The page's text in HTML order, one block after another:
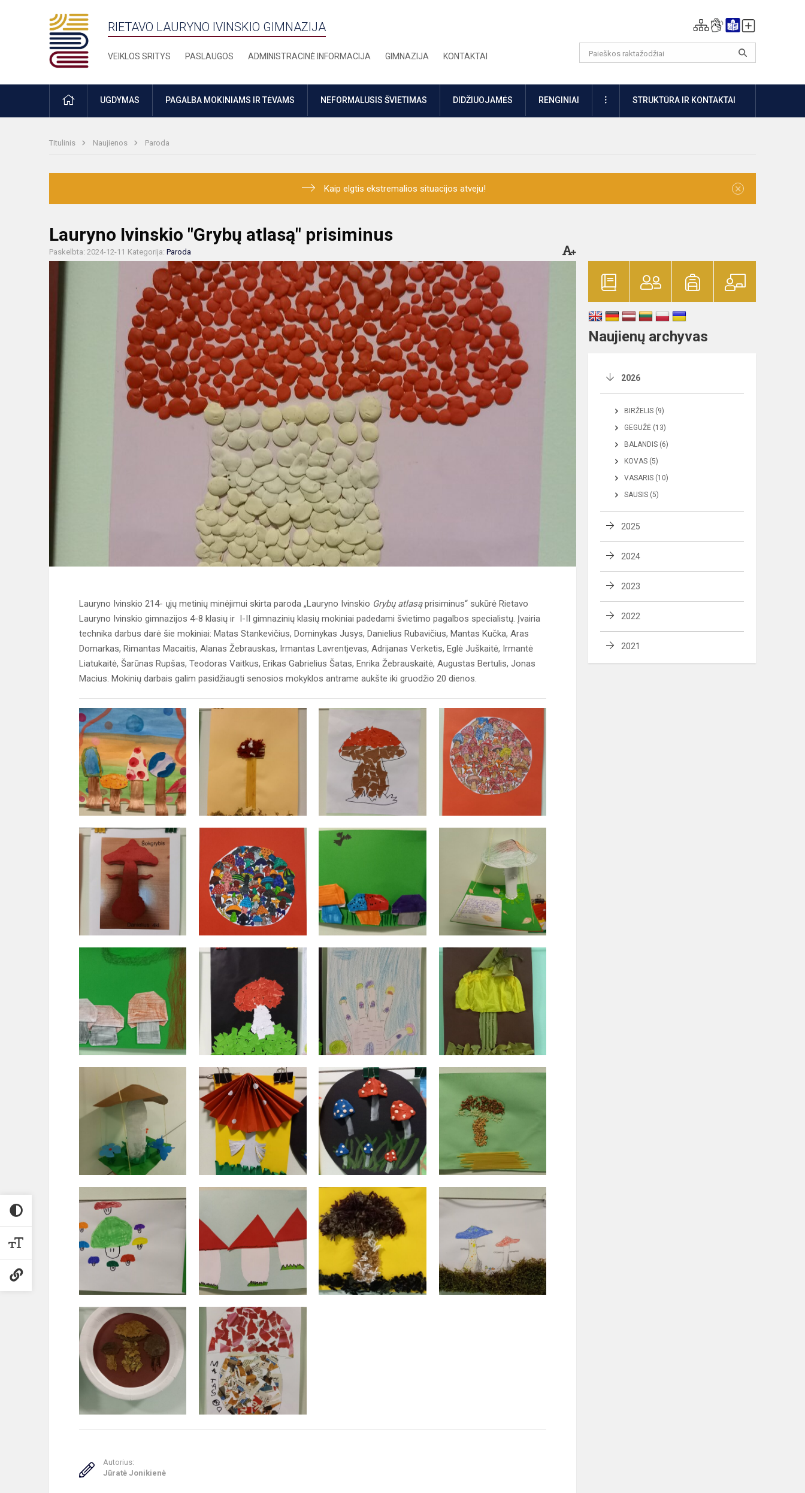
RIETAVO LAURYNO IVINSKIO GIMNAZIJA
VEIKLOS SRITYS PASLAUGOS ADMINISTRACINĖ INFORMACIJA GIMNAZIJA KONTAKTAI
PRADŽIAUGDYMAS PAGALBA MOKINIAMS IR TĖVAMS NEFORMALUSIS ŠVIETIMAS DIDŽIUOJAMĖS RENGINIAI DAUGIAUSTRUKTŪRA IR KONTAKTAI
Titulinis Naujienos Paroda
Kaip elgtis ekstremalios situacijos atveju! ×
Lauryno Ivinskio "Grybų atlasą" prisiminus
Paskelbta: 2024-12-11 Kategorija: Paroda
Lauryno Ivinskio 214- ųjų metinių minėjimui skirta paroda „Lauryno Ivinskio Grybų atlasąprisiminus“ sukūrė Rietavo
Lauryno Ivinskio gimnazijos 4-8 klasių ir I-II gimnazinių klasių mokiniai padedami švietimo pagalbos specialistų. Įvairia
technika darbus darė šie mokiniai: Matas Stankevičius, Dominykas Jusys, Danielius Rubavičius, Mantas Kučka, Aras
Domarkas, Rimantas Macaitis, Alanas Žebrauskas, Irmantas Lavrentjevas, Adrijanas Verketis, Eglė Juškaitė, Irmantė
Liatukaitė, Šarūnas Rupšas, Teodoras Vaitkus, Erikas Gabrielius Šatas, Enrika Žebrauskaitė, Augustas Bertulis, Jonas
Macius. Mokinių darbais galim pasidžiaugti senosios mokyklos antrame aukšte iki gruodžio 20 dienos.
Autorius:
Jūratė Jonikienė
Naujienų archyvas
2026
BIRŽELIS (9)
GEGUŽĖ (13)
BALANDIS (6)
KOVAS (5)
VASARIS (10)
SAUSIS (5)
2025
2024
2023
2022
2021